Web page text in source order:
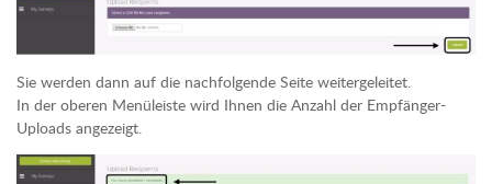
Sie werden dann auf die nachfolgende Seite weitergeleitet.
In der oberen Menüleiste wird Ihnen die Anzahl der Empfänger-
Uploads angezeigt.